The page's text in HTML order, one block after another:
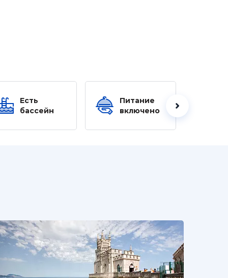
Есть
бассейн
Питание
включено